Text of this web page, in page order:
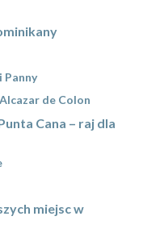
Panny
de Colon
Cana – raj dla
miejsc w